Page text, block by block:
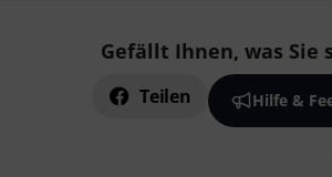
Gefällt Ihnen, was Sie
Teilen Hilfe &